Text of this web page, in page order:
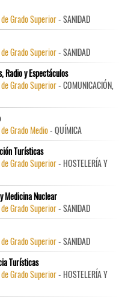
Grado Superior- SANIDAD
Grado Superior- SANIDAD
Radio y Espectáculos
Grado Superior- COMUNICACIÓN,
Grado Medio- QUÍMICA
Turísticas
Grado Superior- HOSTELERÍA Y
Medicina Nuclear
Grado Superior- SANIDAD
Grado Superior- SANIDAD
Turísticas
Grado Superior- HOSTELERÍA Y